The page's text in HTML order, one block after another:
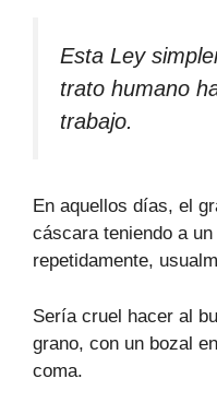
Esta Ley
trato humano
trabajo.
En aquellos días, el
cáscara teniendo a
repetidamente,
Sería cruel hacer al
grano, con un bozal
coma.